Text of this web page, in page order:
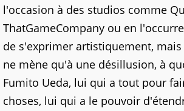
l'occasion à des studios comme
ThatGameCompany ou en
de s'exprimer artistiquement, mais
ne mène qu'à une désillusion, à
Fumito Ueda, lui qui a tout pour
choses, lui qui a le pouvoir